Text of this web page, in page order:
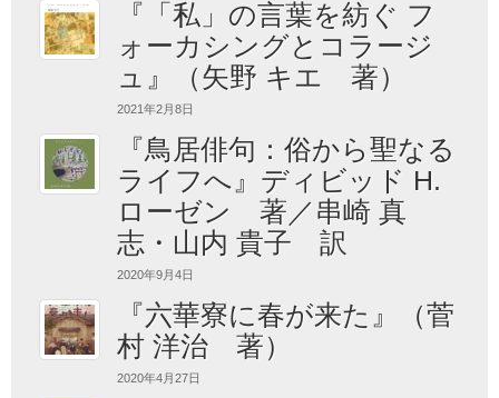
『「私」の言葉を紡ぐ フ
ォーカシングとコラージ
ュ』（矢野 キエ 著）
2021年2月8日
『鳥居俳句：俗から聖なる
ライフへ』ディビッド H.
ローゼン 著／串崎 真
志・山内 貴子 訳
2020年9月4日
『六華寮に春が来た』（菅
村 洋治 著）
2020年4月27日